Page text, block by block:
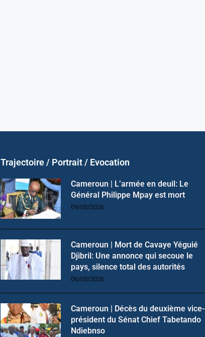
Trajectoire / Portrait / Evocation
Cameroun | L’armée en deuil: Le
Général Philippe Mpay est mort
09/05/2026
Cameroun | Mort de Cavaye Yéguié
Djibril: Une annonce qui secoue le
pays, silence total des autorités
06/05/2026
Cameroun | Décès du deuxième vice-
président du Sénat Chief Tabetando
Ndiebnso